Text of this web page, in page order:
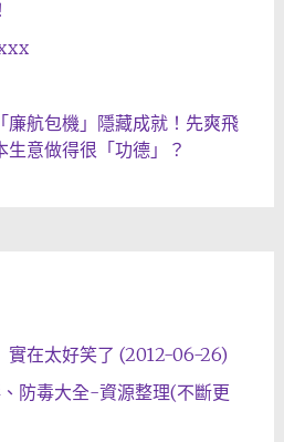
廉航包機」隱藏成就！先爽飛
意做得很「功德」？
實在太好笑了 (2012-06-26)
防毒大全-資源整理(不斷更